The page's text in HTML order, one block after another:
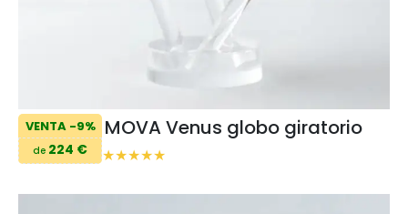
VENTA -9%
de 224 €
MOVA Venus globo giratorio